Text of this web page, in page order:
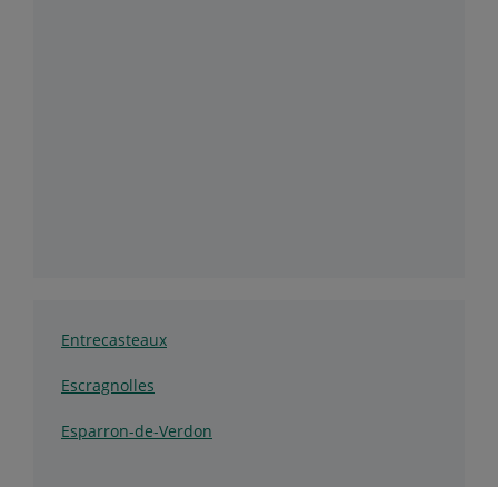
Entrecasteaux
Escragnolles
Esparron-de-Verdon